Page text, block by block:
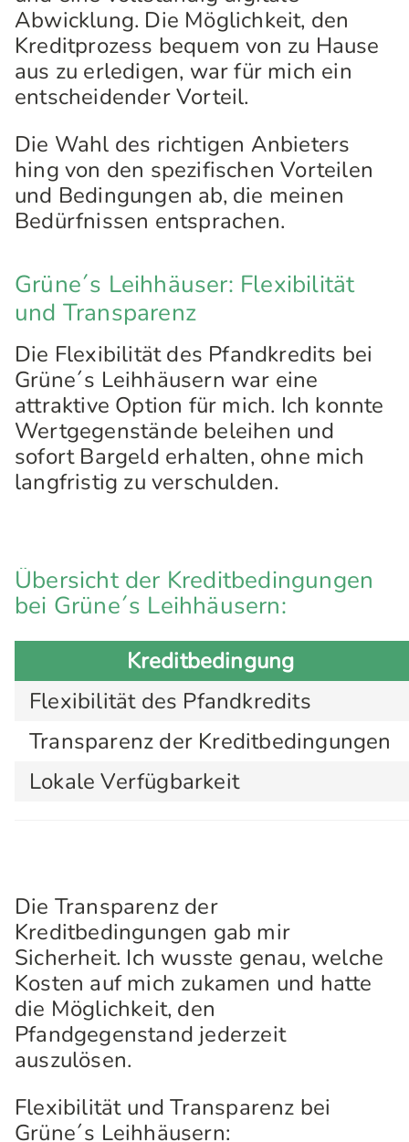
Abwicklung. Die Möglichkeit, den
Kreditprozess bequem von zu Hause
aus zu erledigen, war für mich ein
entscheidender Vorteil.
Die Wahl des richtigen Anbieters
hing von den spezifischen Vorteilen
und Bedingungen ab, die meinen
Bedürfnissen entsprachen.
Grüne´s Leihhäuser: Flexibilität
und Transparenz
Die Flexibilität des Pfandkredits bei
Grüne´s Leihhäusern war eine
attraktive Option für mich. Ich konnte
Wertgegenstände beleihen und
sofort Bargeld erhalten, ohne mich
langfristig zu verschulden.
Übersicht der Kreditbedingungen
bei Grüne´s Leihhäusern:
Kreditbedingung
Flexibilität des Pfandkredits
Transparenz der Kreditbedingungen
Lokale Verfügbarkeit
Die Transparenz der
Kreditbedingungen gab mir
Sicherheit. Ich wusste genau, welche
Kosten auf mich zukamen und hatte
die Möglichkeit, den
Pfandgegenstand jederzeit
auszulösen.
Flexibilität und Transparenz bei
Grüne´s Leihhäusern: